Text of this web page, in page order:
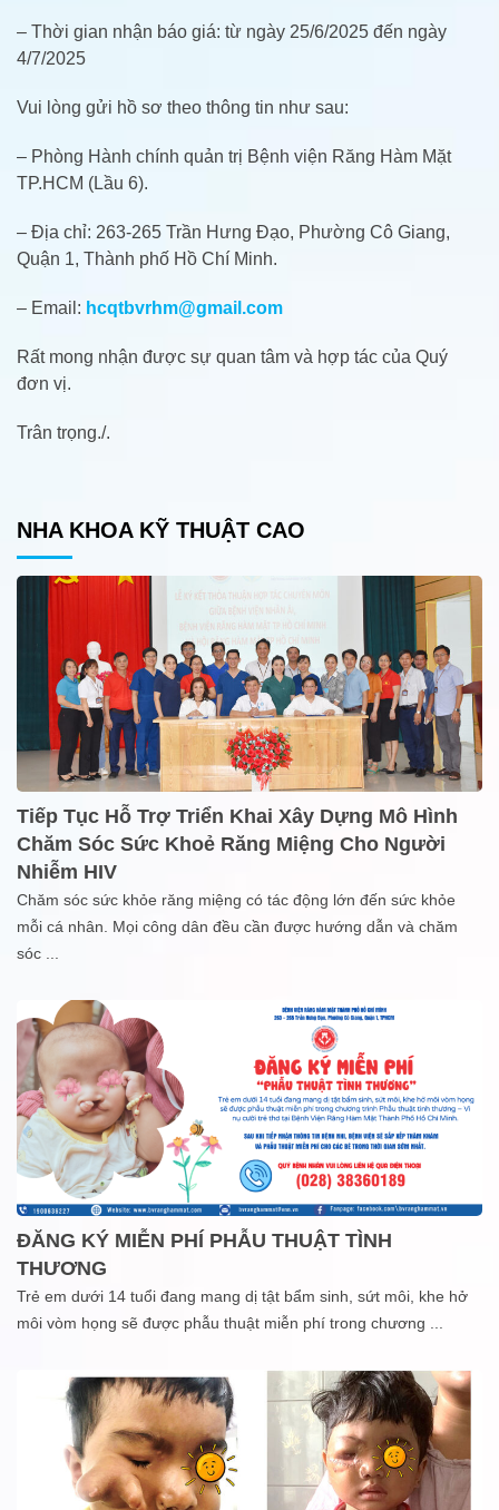
– Thời gian nhận báo giá: từ ngày 25/6/2025 đến ngày
4/7/2025
Vui lòng gửi hồ sơ theo thông tin như sau:
– Phòng Hành chính quản trị Bệnh viện Răng Hàm Mặt
TP.HCM (Lầu 6).
– Địa chỉ: 263-265 Trần Hưng Đạo, Phường Cô Giang,
Quận 1, Thành phố Hồ Chí Minh.
– Email: hcqtbvrhm@gmail.com
Rất mong nhận được sự quan tâm và hợp tác của Quý
đơn vị.
Trân trọng./.
NHA KHOA KỸ THUẬT CAO
Tiếp Tục Hỗ Trợ Triển Khai Xây Dựng Mô Hình
Chăm Sóc Sức Khoẻ Răng Miệng Cho Người
Nhiễm HIV
Chăm sóc sức khỏe răng miệng có tác động lớn đến sức khỏe
mỗi cá nhân. Mọi công dân đều cần được hướng dẫn và chăm
sóc
ĐĂNG KÝ MIỄN PHÍ PHẪU THUẬT TÌNH
THƯƠNG
Trẻ em dưới 14 tuổi đang mang dị tật bẩm sinh, sứt môi, khe hở
môi vòm họng sẽ được phẫu thuật miễn phí trong chương